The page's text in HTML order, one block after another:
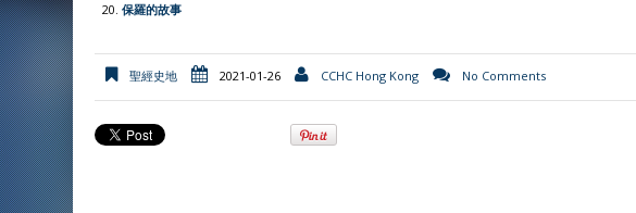
保羅的故事
聖經史地 2021-01-26 CCHC Hong Kong No Comments